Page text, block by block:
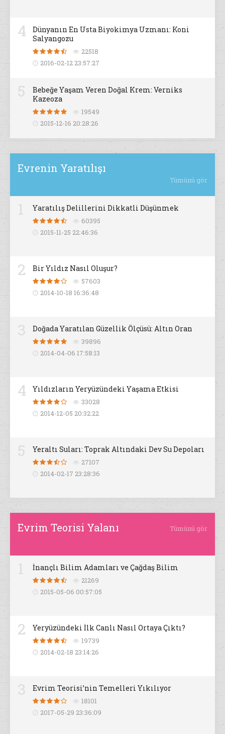
4
Dünyanın En Usta Biyokimya Uzmanı: Koni
Salyangozu
22518
2016-02-12 23:57:27
Bebeğe Yaşam Veren Doğal Krem: Verniks
Kazeoza
19549
2015-12-16 20:28:26
Evrenin Yaratılışı
Tümünü gör
Yaratılış Delillerini Dikkatli Düşünmek
60395
2015-11-25 22:46:36
2 Bir Yıldız Nasıl Oluşur?
57603
2014-10-18 16:36:48
Doğada Yaratılan Güzellik Ölçüsü: Altın Oran
39896
2014-04-06 17:58:13
4 Yıldızların Yeryüzündeki Yaşama Etkisi
33028
2014-12-05 20:32:22
Yeraltı Suları: Toprak Altındaki Dev Su Depoları
27107
2014-02-17 23:28:36
Evrim Teorisi Yalanı Tümünü gör
İnançlı Bilim Adamları ve Çağdaş Bilim
21269
2015-05-06 00:57:05
2 Yeryüzündeki İlk Canlı Nasıl Ortaya Çıktı?
19739
2014-02-18 23:14:26
Evrim Teorisi’nin Temelleri Yıkılıyor
18101
2017-05-29 23:36:09